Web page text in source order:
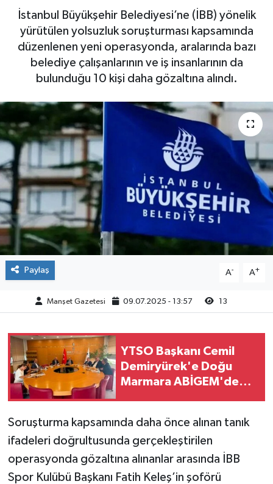
İstanbul Büyükşehir Belediyesi’ne (İBB) yönelik
yürütülen yolsuzluk soruşturması kapsamında
düzenlenen yeni operasyonda, aralarında bazı
belediye çalışanlarının ve iş insanlarının da
bulunduğu 10 kişi daha gözaltına alındı.
Paylaş A- A+
Manşet Gazetesi 09.07.2025 - 13:57 13
YTSO Başkanı Cemil
Demiryürek'e Doğu
Marmara ABİGEM'de
Soruşturma kapsamında daha önce alınan tanık
ifadeleri doğrultusunda gerçekleştirilen
operasyonda gözaltına alınanlar arasında İBB
Spor Kulübü Başkanı Fatih Keleş’in şoförü
Yaşam